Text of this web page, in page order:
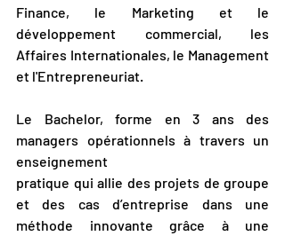
Finance, le Marketing et le
développement commercial, les
Affaires Internationales, le Management
et l'Entrepreneuriat.
Le Bachelor, forme en 3 ans des
managers opérationnels à travers un
enseignement
pratique qui allie des projets de groupe
et des cas d’entreprise dans une
méthode innovante grâce à une